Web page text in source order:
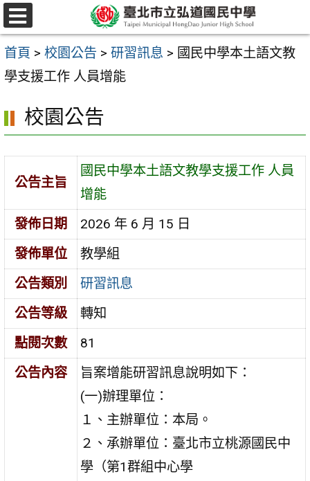
跳
至
主
要
容
區
選
單
首頁 > 校園公告 > 研習訊息 > 國民中學本土語文教
學支援工作 人員增能
校園公告
公告主旨
國民中學本土語文教學支援工作 人員
增能
發佈日期
2026 年 6 月 15 日
發佈單位
教學組
公告類別
研習訊息
公告等級
轉知
點閱次數
81
公告內容
旨案增能研習訊息說明如下：
(一)辦理單位：
１、主辦單位：本局。
２、承辦單位：臺北市立桃源國民中
學（第1群組中心學